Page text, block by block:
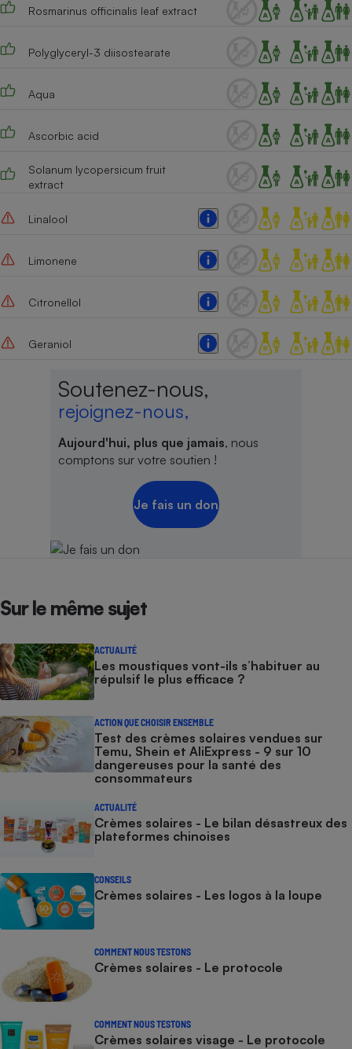
Rosmarinus officinalis leaf extract
Polyglyceryl-3 diisostearate
Aqua
Ascorbic acid
Solanum lycopersicum fruit
extract
Linalool
Limonene
Citronellol
Geraniol
Soutenez-nous,
rejoignez-nous,
Aujourd'hui, plus que jamais, nous
comptons sur votre soutien !
Je fais un don
Sur le même sujet
ACTUALITÉ
Les moustiques vont-ils s’habituer au
répulsif le plus efficace ?
ACTION QUE CHOISIR ENSEMBLE
Test des crèmes solaires vendues sur
Temu, Shein et AliExpress - 9 sur 10
dangereuses pour la santé des
consommateurs
ACTUALITÉ
Crèmes solaires - Le bilan désastreux des
plateformes chinoises
CONSEILS
Crèmes solaires - Les logos à la loupe
COMMENT NOUS TESTONS
Crèmes solaires - Le protocole
COMMENT NOUS TESTONS
Crèmes solaires visage - Le protocole